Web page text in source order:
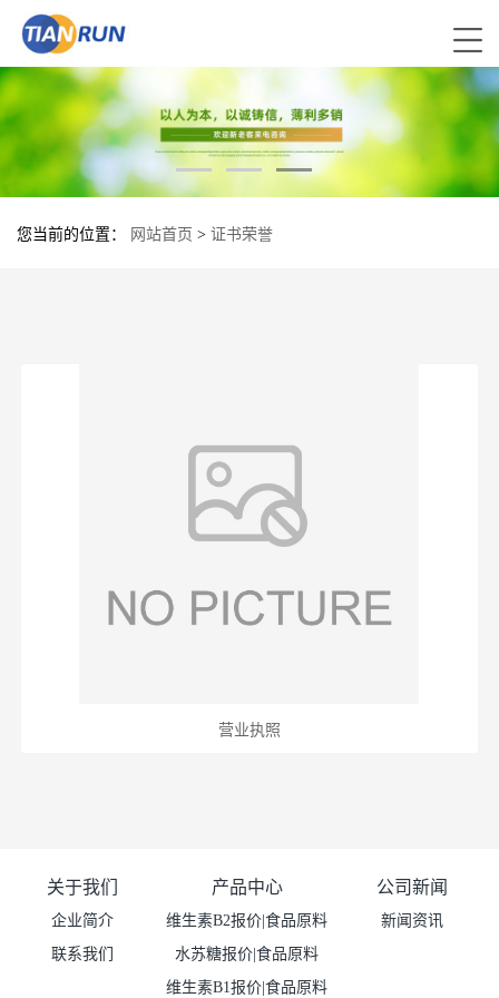
您当前的位置： 网站首页 > 证书荣誉
营业执照
关于我们
企业简介
联系我们
产品中心
维生素B2报价|食品原料
水苏糖报价|食品原料
维生素B1报价|食品原料
公司新闻
新闻资讯